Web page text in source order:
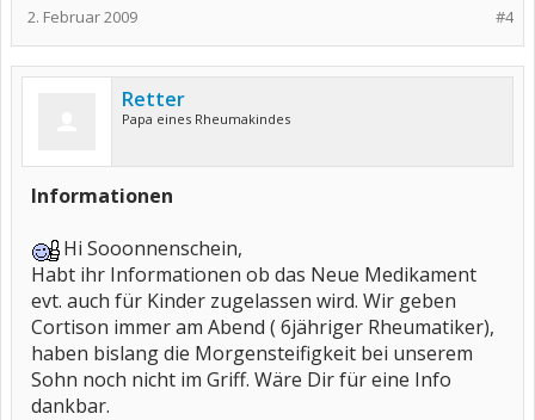
#4
2. Februar 2009
Retter
Papa eines Rheumakindes
Informationen
Hi Sooonnenschein,
Habt ihr Informationen ob das Neue Medikament
evt. auch für Kinder zugelassen wird. Wir geben
Cortison immer am Abend ( 6jähriger Rheumatiker),
haben bislang die Morgensteifigkeit bei unserem
Sohn noch nicht im Griff. Wäre Dir für eine Info
dankbar.